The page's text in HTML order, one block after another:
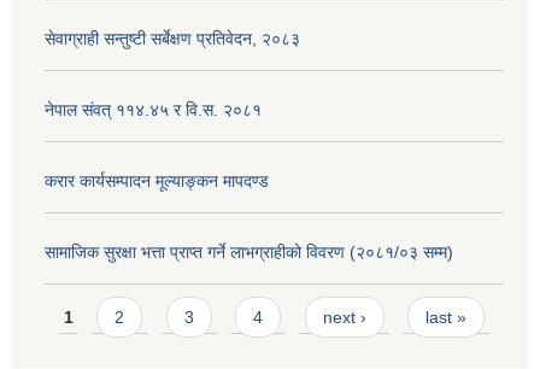
सेवाग्राही सन्तुष्टी सर्बेक्षण प्रतिवेदन, २०८३
नेपाल संवत् ११४.४५ र वि.स. २०८१
करार कार्यसम्पादन मूल्याङ्कन मापदण्ड
सामाजिक सुरक्षा भत्ता प्राप्त गर्ने लाभग्राहीको विवरण (२०८१/०३ सम्म)
Pages
1 2 3 4 next › last »